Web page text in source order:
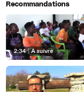
Recommandations
2:34 | À suivre